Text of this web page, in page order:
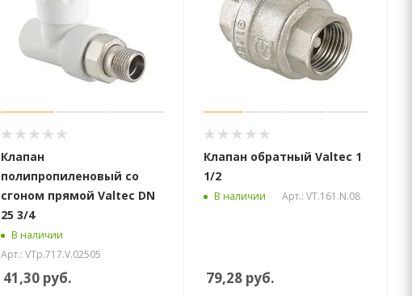
Клапан
полипропиленовый со
сгоном прямой Valtec DN
25 3/4
В наличии
Арт.: VTp.717.V.02505
41,30руб.
Клапан обратный Valtec 1
1/2
В наличии Арт.: VT.161.N.08
79,28 руб.